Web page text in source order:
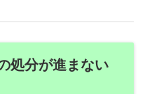
処分が進まない